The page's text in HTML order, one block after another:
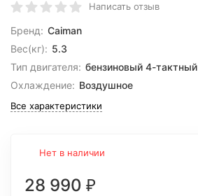
Написать отзыв
Бренд: Caiman
Вес(кг): 5.3
Тип двигателя: бензиновый 4-тактный
Охлаждение: Воздушное
Все характеристики
Нет в наличии
28 990 ₽